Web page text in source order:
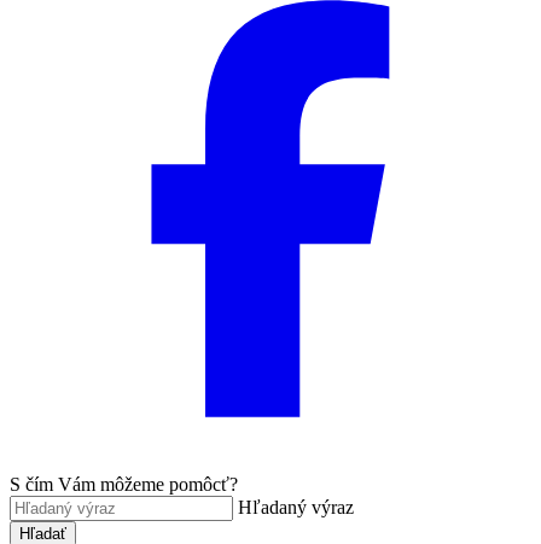
S čím Vám môžeme pomôcť?
Hľadaný výraz
Hľadať